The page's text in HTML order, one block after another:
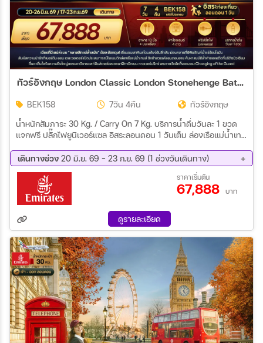
ทัวร์อังกฤษ London Classic London Stonehenge Baths 7วัน 4คืน (EK)
BEK158 7วัน 4คืน
ทัวร์อังกฤษ
น้ำหนักสัมภาระ 30 Kg. / Carry On 7 Kg. บริการน้ำดื่มวันละ 1 ขวด
แจกฟรี ปลั๊กไฟยูนิเวอร์แซล อิสระลอนดอน 1 วันเต็ม ล่องเรือแม่น้ำเท
Season+ฟิชแอนด์ชิปส์ ไม่รวมค่าบริการและยื่นวีซ่า 7,900
เดินทางช่วง 20 มิ.ย. 69 - 23 ก.ย. 69 (1 ช่วงวันเดินทาง)
17 ก.ย. 69 - 23 ก.ย. 69 ราคาเริ่มต้น
67,888 บาท
ดูรายละเอียด